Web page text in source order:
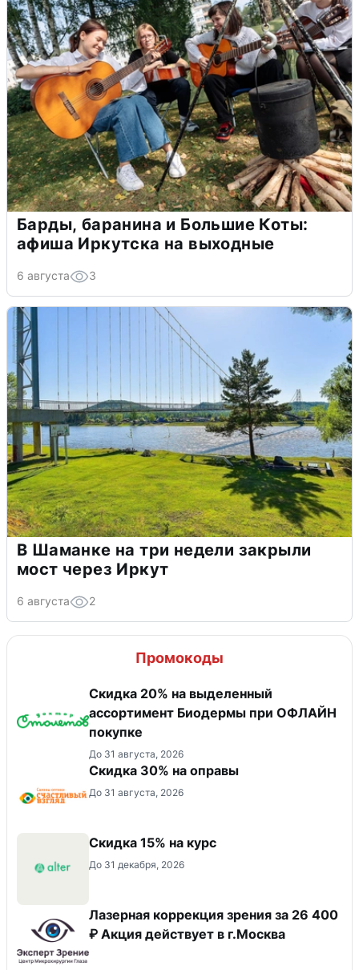
Барды, баранина и Большие Коты:
афиша Иркутска на выходные
6 августа 3
В Шаманке на три недели закрыли
мост через Иркут
6 августа 2
Промокоды
Скидка 20% на выделенный
ассортимент Биодермы при ОФЛАЙН
покупке
До 31 августа, 2026
Скидка 30% на оправы
До 31 августа, 2026
Скидка 15% на курс
До 31 декабря, 2026
Лазерная коррекция зрения за 26 400
₽ Акция действует в г.Москва